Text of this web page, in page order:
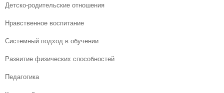
Детско-родительские отношения
Нравственное воспитание
Системный подход в обучении
Развитие физических способностей
Педагогика